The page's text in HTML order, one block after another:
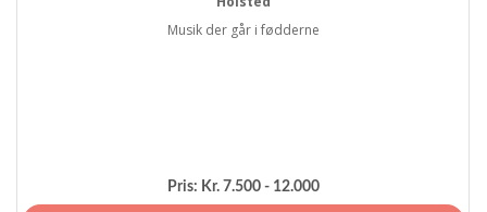
Musik der går i fødderne
Pris: Kr. 7.500 - 12.000